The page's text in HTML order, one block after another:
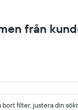
från
filter, justera din